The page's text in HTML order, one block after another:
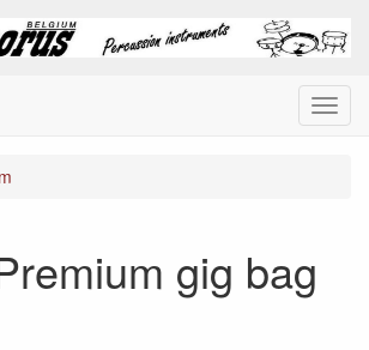
Menu
gig bag